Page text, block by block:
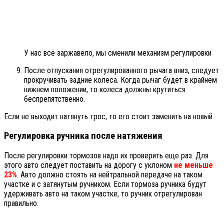
У нас всё заржавело, мы сменили механизм регулировки
После отпускания отрегулированного рычага вниз, следует
прокручивать задние колеса. Когда рычаг будет в крайнем
нижнем положении, то колеса должны крутиться
беспрепятственно.
Если не выходит натянуть трос, то его стоит заменить на новый.
Регулировка ручника после натяжения
После регулировки тормозов надо их проверить еще раз. Для
этого авто следует поставить на дорогу с уклоном не меньше
23%. Авто должно стоять на нейтральной передаче на таком
участке и с затянутым ручником. Если тормоза ручника будут
удерживать авто на таком участке, то ручник отрегулирован
правильно.